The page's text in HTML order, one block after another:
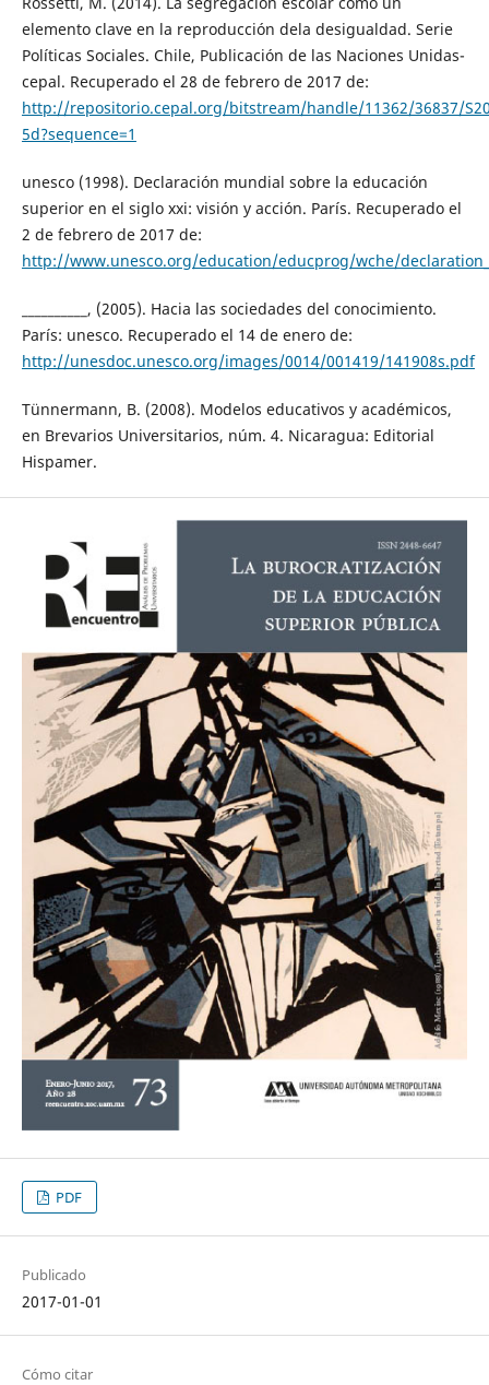
elemento clave en la reproducción dela desigualdad. Serie
Políticas Sociales. Chile, Publicación de las Naciones Unidas-
cepal. Recuperado el 28 de febrero de 2017 de:
http://repositorio.cepal.org/bitstream/handle/11362/36837/
5d?sequence=1
unesco (1998). Declaración mundial sobre la educación
superior en el siglo xxi: visión y acción. París. Recuperado el
2 de febrero de 2017 de:
http://www.unesco.org/education/educprog/wche/
__________, (2005). Hacia las sociedades del conocimiento.
París: unesco. Recuperado el 14 de enero de:
http://unesdoc.unesco.org/images/0014/001419/141908s.pdf
Tünnermann, B. (2008). Modelos educativos y académicos,
en Brevarios Universitarios, núm. 4. Nicaragua: Editorial
Hispamer.
PDF
Publicado
2017-01-01
Cómo citar